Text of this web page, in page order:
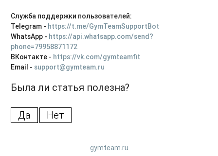
Служба поддержки пользователей:
Telegram - https://t.me/GymTeamSupportBot
WhatsApp - https://api.whatsapp.com/send?
phone=79958871172
ВКонтакте - https://vk.com/gymteamfit
Email - support@gymteam.ru
Была ли статья полезна?
Да Нет
gymteam.ru